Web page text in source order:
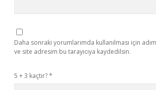
Daha sonraki yorumlarımda kullanılması için
ve site adresim bu tarayıcıya kaydedilsin.
5 + 3 kaçtır?*